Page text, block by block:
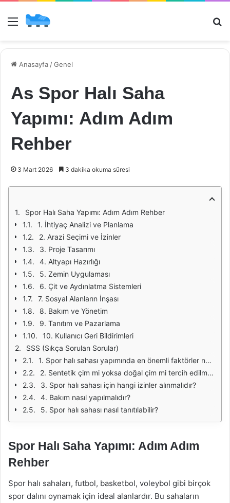
Menü
Anasayfa /Genel
As Spor Halı Saha
Yapımı: Adım Adım
Rehber
3 Mart 2026 3 dakika okuma süresi
Spor Halı Saha Yapımı: Adım Adım Rehber
1. İhtiyaç Analizi ve Planlama
2. Arazi Seçimi ve İzinler
3. Proje Tasarımı
4. Altyapı Hazırlığı
5. Zemin Uygulaması
6. Çit ve Aydınlatma Sistemleri
7. Sosyal Alanların İnşası
8. Bakım ve Yönetim
9. Tanıtım ve Pazarlama
10. Kullanıcı Geri Bildirimleri
SSS (Sıkça Sorulan Sorular)
1. Spor halı sahası yapımında en önemli faktörler nelerdir?
2. Sentetik çim mi yoksa doğal çim mi tercih edilmelidir?
3. Spor halı sahası için hangi izinler alınmalıdır?
4. Bakım nasıl yapılmalıdır?
5. Spor halı sahası nasıl tanıtılabilir?
Spor Halı Saha Yapımı: Adım Adım
Rehber
Spor halı sahaları, futbol, basketbol, voleybol gibi birçok
spor dalını oynamak için ideal alanlardır. Bu sahaların